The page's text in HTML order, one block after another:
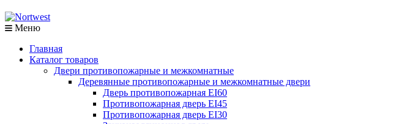
Меню
Главная
Каталог товаров
Двери противопожарные и межкомнатные
Деревянные противопожарные и межкомнатные двери
Дверь противопожарная EI60
Противопожарная дверь EI45
Противопожарная дверь EI30